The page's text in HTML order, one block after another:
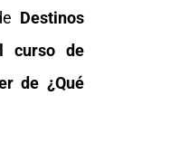
Destinos
curso de
de ¿Qué